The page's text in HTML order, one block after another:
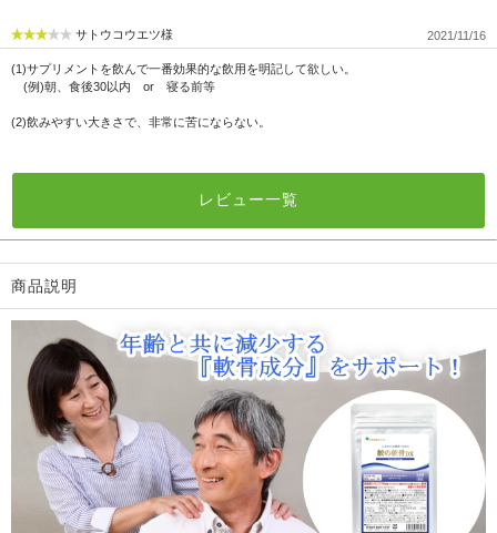
サトウコウエツ様 2021/11/16
(1)サプリメントを飲んで一番効果的な飲用を明記して欲しい。
(例)朝、食後30以内 or 寝る前等
(2)飲みやすい大きさで、非常に苦にならない。
レビュー一覧
商品説明